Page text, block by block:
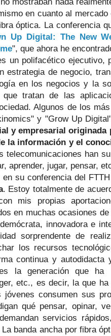
en cuanto al
óptica. La conferencia
Up Digital: The New
", que ahora he
un polifacético ejecutivo,
estrategia de negocio,
en los negocios y la
que tratan de las
Algunos de los
y "Grow Up
y empresarial originada
la información y el
telecomunicaciones han
aprender, jugar, pensar,
en su conferencia del
. Estoy totalmente de
mis propias
en muchas ocasiones
innovadora e
sorprendente de
los recursos
continua y autodidacta
la generación que ha
etc., es decir, la que
jóvenes consumen sus
qué pensar, opinar,
servicios
banda ancha por fibra